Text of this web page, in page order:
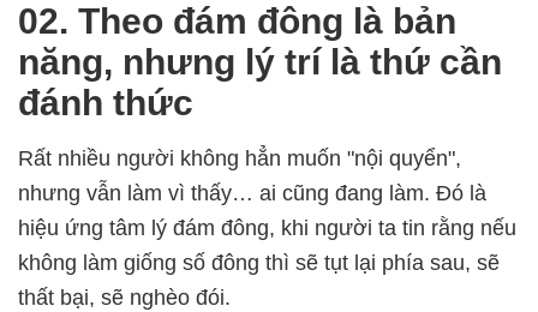
02. Theo đám đông là bản
năng, nhưng lý trí là thứ cần
đánh thức
Rất nhiều người không hẳn muốn "nội quyển",
nhưng vẫn làm vì thấy… ai cũng đang làm. Đó là
hiệu ứng tâm lý đám đông, khi người ta tin rằng nếu
không làm giống số đông thì sẽ tụt lại phía sau, sẽ
thất bại, sẽ nghèo đói.